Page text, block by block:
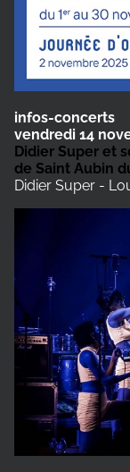
infos-concerts
vendredi 14
Didier Super et
de Saint Aubin
Didier Super -